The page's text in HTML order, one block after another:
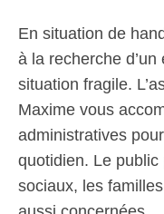
En situation de
à la recherche
situation fragile.
Maxime vous
administratives
quotidien. Le
sociaux, les